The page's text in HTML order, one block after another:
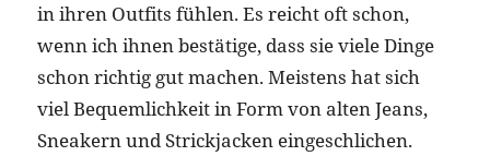
in ihren Outfits fühlen. Es reicht oft schon,
wenn ich ihnen bestätige, dass sie viele Dinge
schon richtig gut machen. Meistens hat sich
viel Bequemlichkeit in Form von alten Jeans,
Sneakern und Strickjacken eingeschlichen.